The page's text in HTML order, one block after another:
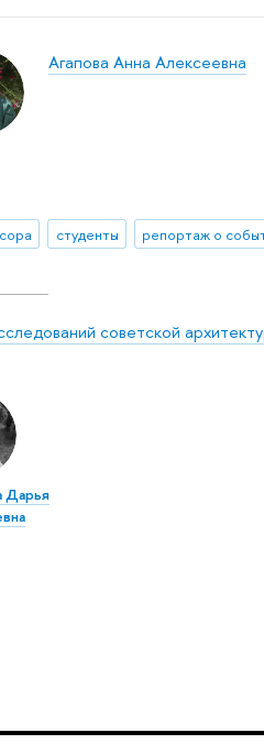
Агапова Анна Алексеевна
студенты репортаж о
советской
Дарья